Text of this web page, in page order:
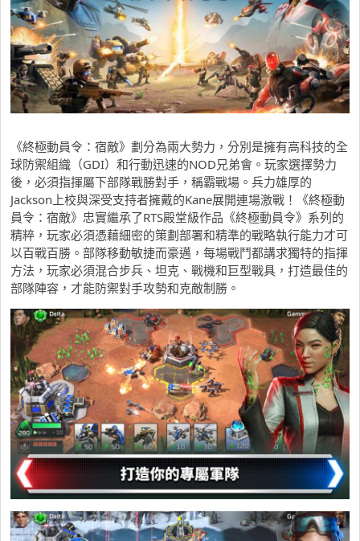
《終極動員令：宿敵》劃分為兩大勢力，分別是擁有高科技的全
球防禦組織（GDI）和行動迅速的NOD兄弟會。玩家選擇勢力
後，必須指揮屬下部隊戰勝對手，稱霸戰場。兵力雄厚的
Jackson上校與深受支持者擁戴的Kane展開連場激戰！《終極動
員令：宿敵》忠實繼承了RTS殿堂級作品《終極動員令》系列的
精粹，玩家必須憑藉細密的策劃部署和精準的戰略執行能力才可
以百戰百勝。部隊移動敏捷而豪邁，每場戰鬥都講求獨特的指揮
方法，玩家必須混合步兵、坦克、戰機和巨型戰具，打造最佳的
部隊陣容，才能防禦對手攻勢和克敵制勝。